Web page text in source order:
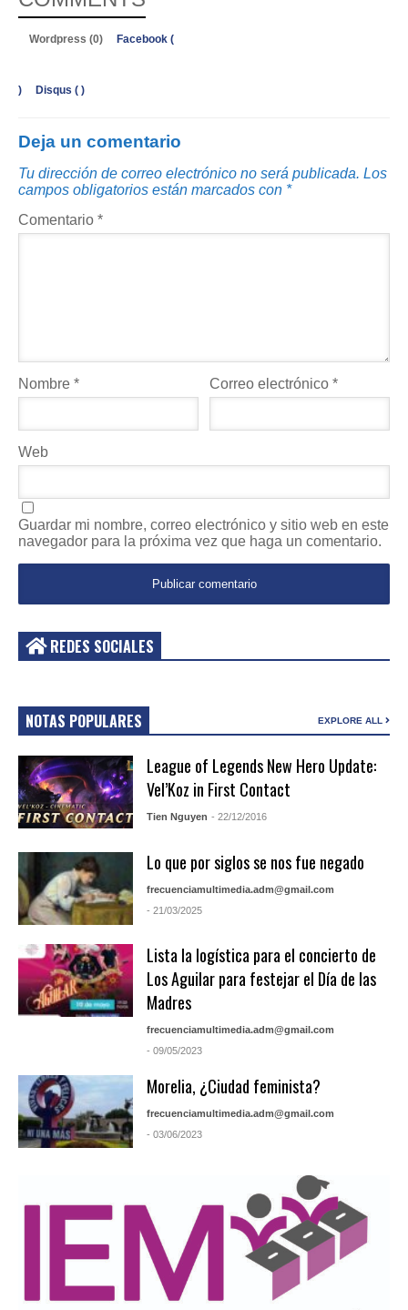
Wordpress (0) Facebook (
) Disqus ( )
Deja un comentario
Tu dirección de correo electrónico no será publicada. Los
campos obligatorios están marcados con *
Comentario *
Nombre * Correo electrónico*
Web
Guardar mi nombre, correo electrónico y sitio web en este
navegador para la próxima vez que haga un comentario.
REDES SOCIALES
NOTAS POPULARES EXPLORE ALL
League of Legends New Hero Update:
Vel’Koz in First Contact
Tien Nguyen - 22/12/2016
Lo que por siglos se nos fue negado
frecuenciamultimedia.adm@gmail.com
- 21/03/2025
Lista la logística para el concierto de
Los Aguilar para festejar el Día de las
Madres
frecuenciamultimedia.adm@gmail.com
- 09/05/2023
Morelia, ¿Ciudad feminista?
frecuenciamultimedia.adm@gmail.com
- 03/06/2023